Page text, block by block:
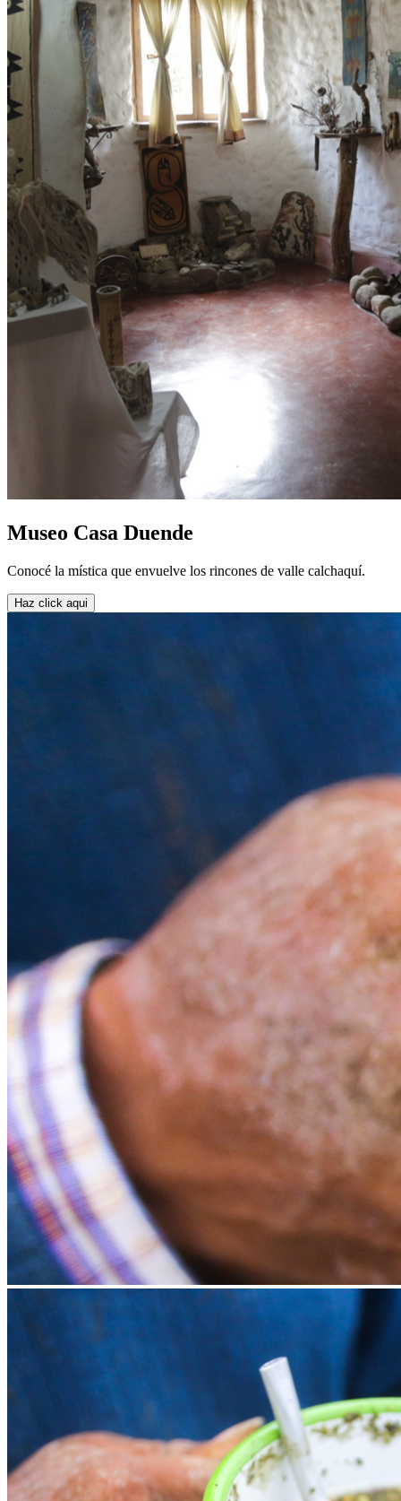
Museo Casa Duende
Conocé la mística que envuelve los rincones de valle calchaquí.
Haz click aqui